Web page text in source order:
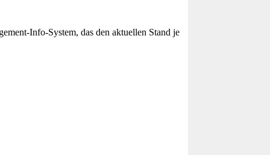
Info-System, das den aktuellen Stand je